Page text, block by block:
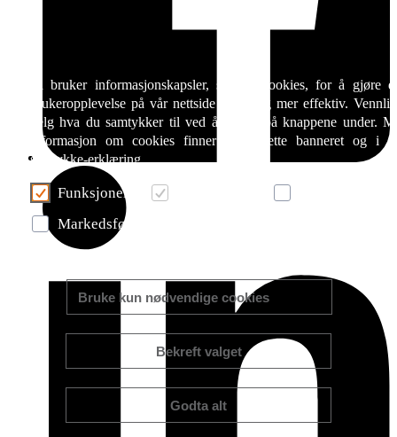
Vi bruker informasjonskapsler, såkalte cookies, for å gjøre
brukeropplevelse på vår nettside bedre og mer effektiv.
velg hva du samtykker til ved å klikke på knappene under.
informasjon om cookies finner du i dette banneret og i
samtykke-erklæring.
Funksjonell
Markedsføring
Bruke kun nødvendige cookies
Bekreft valget
Godta alt